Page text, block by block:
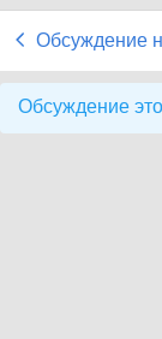
Обсуждение
Обсуждение